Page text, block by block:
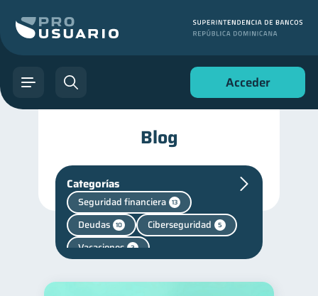
Acceder
Blog
Categorías
Seguridad financiera 13
Deudas 10 Ciberseguridad 5
Vacaciones 2